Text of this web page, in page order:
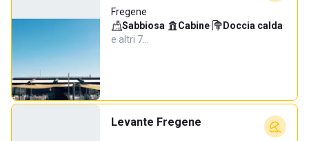
Fregene
Sabbiosa· Cabine· Doccia calda·
e altri 7…
Levante Fregene